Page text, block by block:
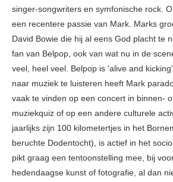
singer-songwriters en symfonische rock.
een recentere passie van Mark. Marks
David Bowie die hij al eens God placht te
fan van Belpop, ook van wat nu in de
veel, heel veel. Belpop is 'alive and
naar muziek te luisteren heeft Mark
vaak te vinden op een concert in binnen-
muziekquiz of op een andere culturele
jaarlijks zijn 100 kilometertjes in het
beruchte Dodentocht), is actief in het
pikt graag een tentoonstelling mee, bij
hedendaagse kunst of fotografie, al dan